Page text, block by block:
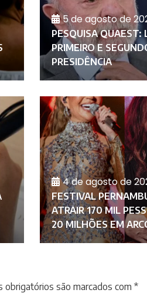
5 de agosto de
PESQUISA QUAEST:
PRIMEIRO E
PRESIDÊNCIA
4 de agosto de
FESTIVAL
ATRAIR 170 MIL
20 MILHÕES EM
obrigatórios são marcados com *